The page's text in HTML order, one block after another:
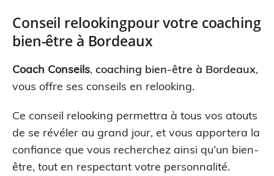
Conseil relookingpour votre coaching
bien-être à Bordeaux
Coach Conseils, coaching bien-être à Bordeaux,
vous offre ses conseils en relooking.
Ce conseil relooking permettra à tous vos atouts
de se révéler au grand jour, et vous apportera la
confiance que vous recherchez ainsi qu’un bien-
être, tout en respectant votre personnalité.